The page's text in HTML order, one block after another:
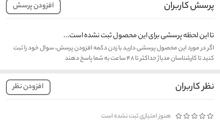
پرسش کاربران افزودن پرسش
تا این لحظه پرسشی برای این محصول ثبت نشده است...
اگر در مورد این محصول پرسشی دارید با زدن دکمه افزودن پرسش، سوال خود را ثبت
کنید تا کارشناسان مدیاژ حداکثر تا ۴۸ ساعت به شما پاسخ دهند
نظر کاربران افزودن نظر
هنوز امتیازی ثبت نشده است